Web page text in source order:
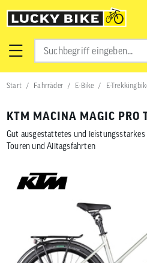
Start Fahrräder E-Bike E-
KTM MACINA MAGIC PRO
Gut ausgestattetes und
Touren und Alltagsfahrten